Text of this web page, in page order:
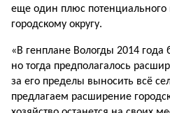
еще один плюс
городскому округу.
«В генплане Вологды 2014
но тогда предполагалось
за его пределы выносить всё
предлагаем расширение